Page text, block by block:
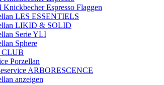
Knickbecher Espresso Flaggen
LES ESSENTIELS
LIKID & SOLID
Serie YLI
Sphere
CLUB
Porzellan
ARBORESCENCE
anzeigen